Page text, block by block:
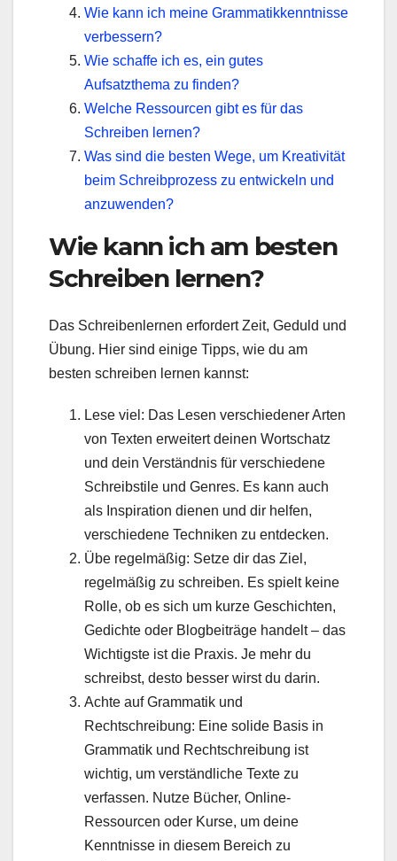
Wie kann ich meine Grammatikkenntnisse
verbessern?
Wie schaffe ich es, ein gutes
Aufsatzthema zu finden?
Welche Ressourcen gibt es für das
Schreiben lernen?
Was sind die besten Wege, um Kreativität
beim Schreibprozess zu entwickeln und
anzuwenden?
Wie kann ich am besten
Schreiben lernen?
Das Schreibenlernen erfordert Zeit, Geduld und
Übung. Hier sind einige Tipps, wie du am
besten schreiben lernen kannst:
Lese viel: Das Lesen verschiedener Arten
von Texten erweitert deinen Wortschatz
und dein Verständnis für verschiedene
Schreibstile und Genres. Es kann auch
als Inspiration dienen und dir helfen,
verschiedene Techniken zu entdecken.
Übe regelmäßig: Setze dir das Ziel,
regelmäßig zu schreiben. Es spielt keine
Rolle, ob es sich um kurze Geschichten,
Gedichte oder Blogbeiträge handelt – das
Wichtigste ist die Praxis. Je mehr du
schreibst, desto besser wirst du darin.
Achte auf Grammatik und
Rechtschreibung: Eine solide Basis in
Grammatik und Rechtschreibung ist
wichtig, um verständliche Texte zu
verfassen. Nutze Bücher, Online-
Ressourcen oder Kurse, um deine
Kenntnisse in diesem Bereich zu